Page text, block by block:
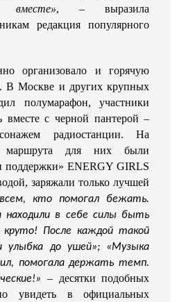
, – выразила
редакция популярного
организовало и горячую
В Москве и других крупных
полумарафон, участники
вместе с черной пантерой –
радиостанции. На
маршрута для них были
поддержки» ENERGY GIRLS
заряжали только лучшей
всем, кто помогал бежать.
находили в себе силы быть
После каждой такой
улыбка до ушей»; «Музыка
помогала держать темп.
– десятки подобных
увидеть в официальных